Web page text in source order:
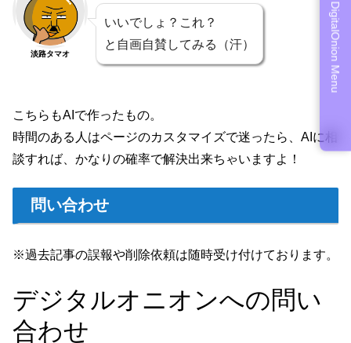
淡路タマオ
いいでしょ？これ？
と自画自賛してみる（汗）
こちらもAIで作ったもの。
時間のある人はページのカスタマイズで迷ったら、AIに相
談すれば、かなりの確率で解決出来ちゃいますよ！
問い合わせ
※過去記事の誤報や削除依頼は随時受け付けております。
DigitalOnion Menu